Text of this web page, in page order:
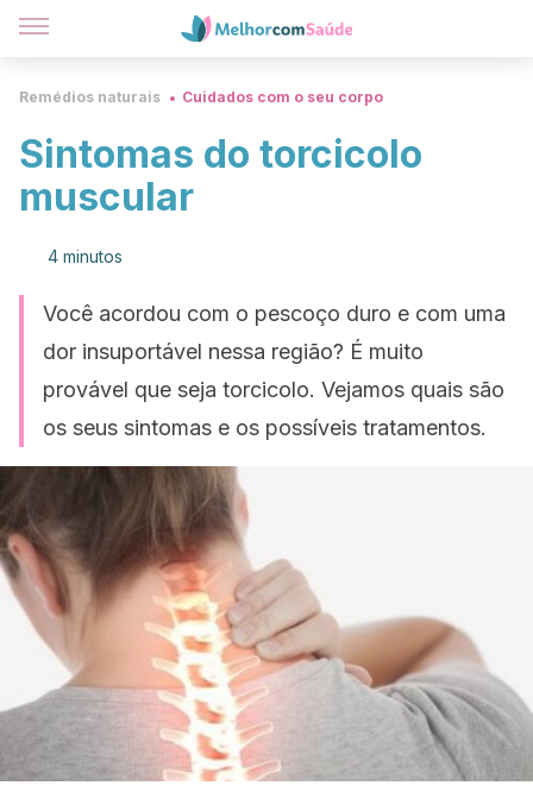
Remédios naturais Cuidados com o seu corpo
Sintomas do torcicolo
muscular
4 minutos
Você acordou com o pescoço duro e com uma
dor insuportável nessa região? É muito
provável que seja torcicolo. Vejamos quais são
os seus sintomas e os possíveis tratamentos.